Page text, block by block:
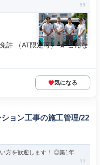
許 （AT限定可） ★ こんな
気になる
ョン工事の施工管理/22
い方を歓迎します！ ◎築1年